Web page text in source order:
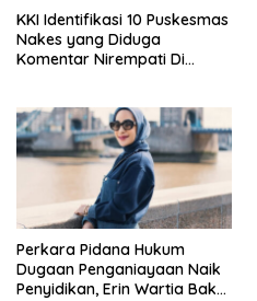
KKI Identifikasi 10 Puskesmas
Nakes yang Diduga
Komentar Nirempati Di
Perkara Pidana Hukum
Dugaan Penganiayaan Naik
Penyidikan, Erin Wartia Bakal